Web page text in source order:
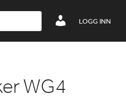
LOGG INN
WG4